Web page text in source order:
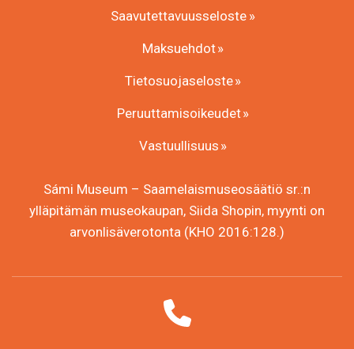
Saavutettavuusseloste
Maksuehdot
Tietosuojaseloste
Peruuttamisoikeudet
Vastuullisuus
Sámi Museum – Saamelaismuseosäätiö sr.:n
ylläpitämän museokaupan, Siida Shopin, myynti on
arvonlisäverotonta (KHO 2016:128.)